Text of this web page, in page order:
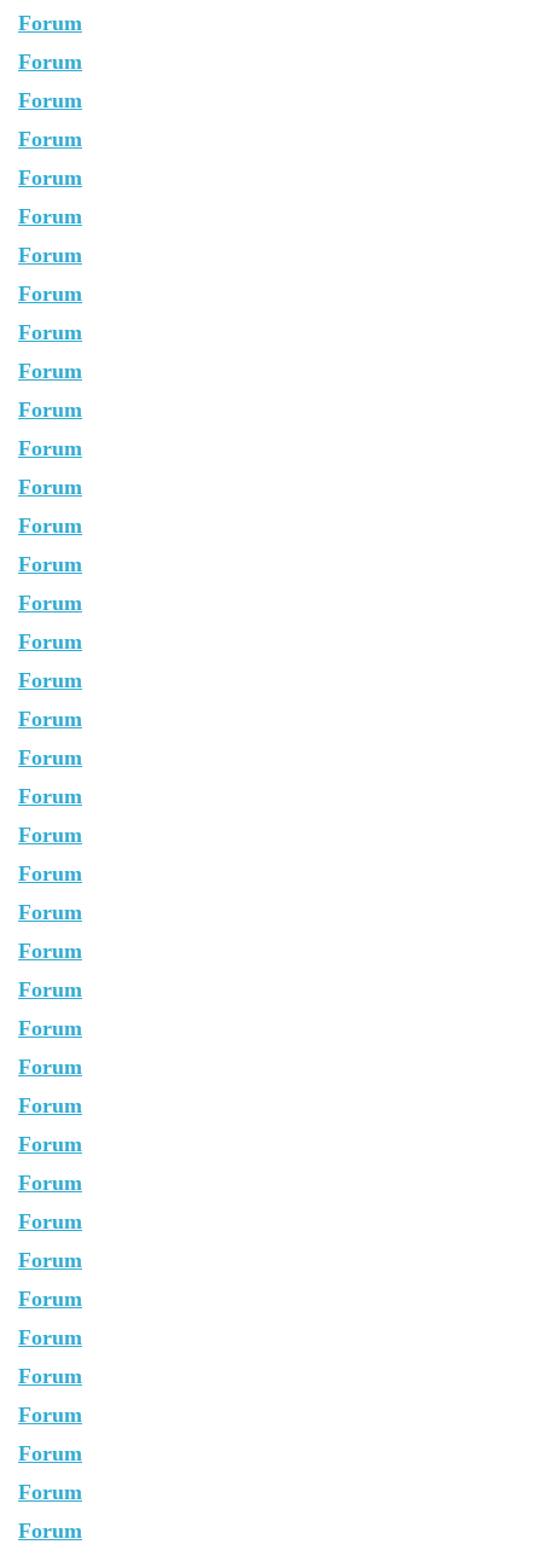
Forum
Forum
Forum
Forum
Forum
Forum
Forum
Forum
Forum
Forum
Forum
Forum
Forum
Forum
Forum
Forum
Forum
Forum
Forum
Forum
Forum
Forum
Forum
Forum
Forum
Forum
Forum
Forum
Forum
Forum
Forum
Forum
Forum
Forum
Forum
Forum
Forum
Forum
Forum
Forum